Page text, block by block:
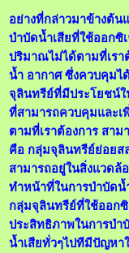
อย่างที่กล่าวมาข้างต้น
บำบัดน้ำเสียที่ใช้ออกซิ
ปริมาณไม่ได้ตามที่เร
น้ำ อากาศ ซึ่งควบคุมไ
จุลินทรีย์ที่มีประโยชน์ใ
ที่สามารถควบคุมและ
ตามที่เราต้องการ สา
คือ กลุ่มจุลินทรีย์ย่อยส
สามารถอยู่ในสิ่งแวดล้
ทำหน้าที่ในการบำบัดน้
กลุ่มจุลินทรีย์ที่ใช้ออก
ประสิทธิภาพในการบำ
น้ำเสียทั่วๆไปทีมีปัญหา